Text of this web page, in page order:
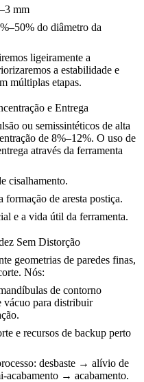
mm
do diâmetro da
ligeiramente a
a estabilidade e
múltiplas etapas.
e Entrega
ou semissintéticos de alta
de 8%–12%. O uso de
através da ferramenta
cisalhamento.
formação de aresta postiça.
e a vida útil da ferramenta.
Sem Distorção
geometrias de paredes finas,
Nós:
de contorno
vácuo para distribuir
e recursos de backup perto
desbaste → alívio de
acabamento → acabamento.